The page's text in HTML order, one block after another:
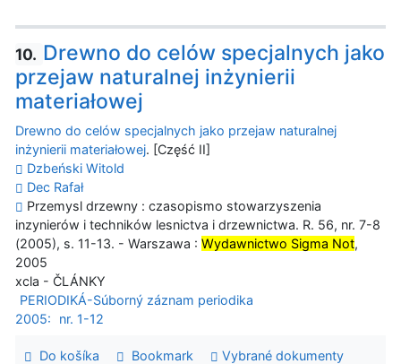
10. Drewno do celów specjalnych jako
przejaw naturalnej inżynierii
materiałowej
Drewno do celów specjalnych jako przejaw naturalnej
inżynierii materiałowej. [Część II]
Dzbeński Witold
Dec Rafał
Przemysl drzewny : czasopismo stowarzyszenia
inzynierów i techników lesnictva i drzewnictwa. R. 56, nr. 7-8
(2005), s. 11-13. - Warszawa : Wydawnictwo Sigma Not,
2005
xcla - ČLÁNKY
PERIODIKÁ-Súborný záznam periodika
2005:
nr. 1-12
Do košíka Bookmark Vybrané dokumenty